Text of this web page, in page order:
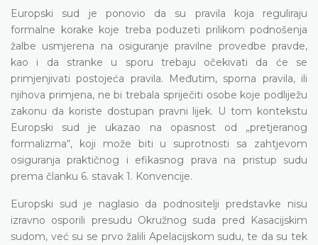
Europski sud je ponovio da su pravila koja reguliraju
formalne korake koje treba poduzeti prilikom podnošenja
žalbe usmjerena na osiguranje pravilne provedbe pravde,
kao i da stranke u sporu trebaju očekivati da će se
primjenjivati postojeća pravila. Međutim, sporna pravila, ili
njihova primjena, ne bi trebala spriječiti osobe koje podliježu
zakonu da koriste dostupan pravni lijek. U tom kontekstu
Europski sud je ukazao na opasnost od „pretjeranog
formalizma“, koji može biti u suprotnosti sa zahtjevom
osiguranja praktičnog i efikasnog prava na pristup sudu
prema članku 6. stavak 1. Konvencije.
Europski sud je naglasio da podnositelji predstavke nisu
izravno osporili presudu Okružnog suda pred Kasacijskim
sudom, već su se prvo žalili Apelacijskom sudu, te da su tek